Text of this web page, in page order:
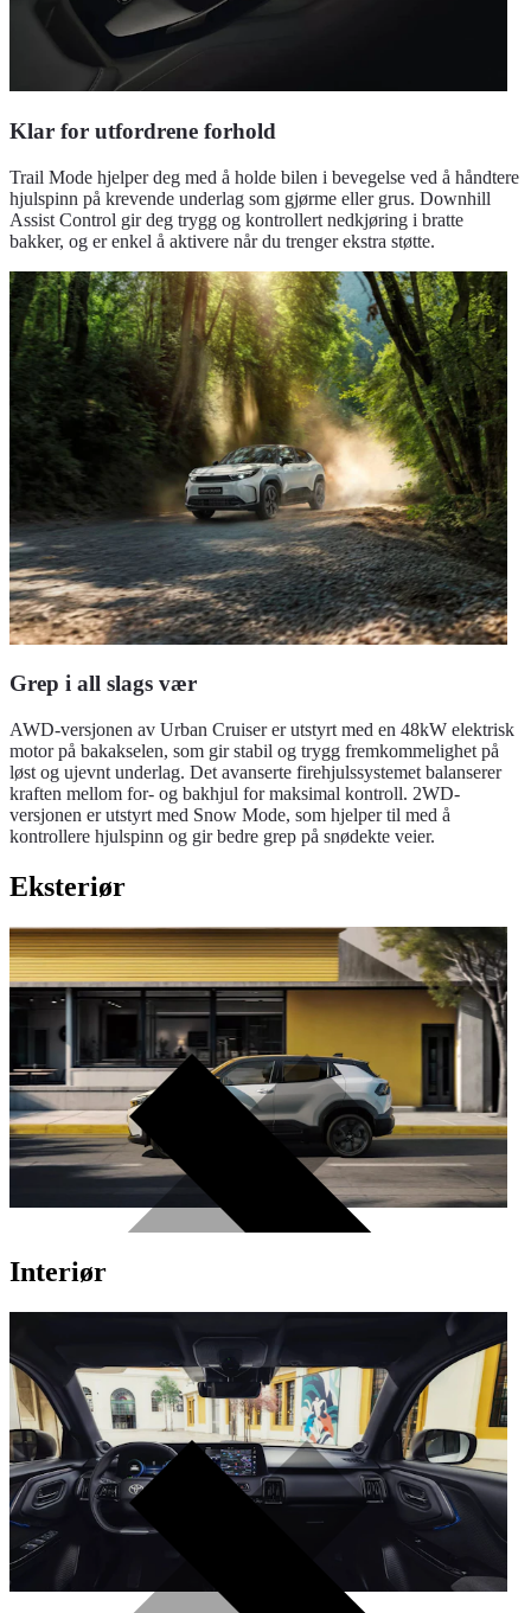
Klar for utfordrene forhold
Trail Mode hjelper deg med å holde bilen i bevegelse ved å håndtere
hjulspinn på krevende underlag som gjørme eller grus. Downhill
Assist Control gir deg trygg og kontrollert nedkjøring i bratte
bakker, og er enkel å aktivere når du trenger ekstra støtte.
Grep i all slags vær
AWD-versjonen av Urban Cruiser er utstyrt med en 48kW elektrisk
motor på bakakselen, som gir stabil og trygg fremkommelighet på
løst og ujevnt underlag. Det avanserte firehjulssystemet balanserer
kraften mellom for- og bakhjul for maksimal kontroll. 2WD-
versjonen er utstyrt med Snow Mode, som hjelper til med å
kontrollere hjulspinn og gir bedre grep på snødekte veier.
Eksteriør
Interiør